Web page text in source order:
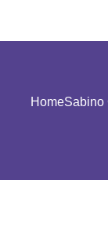
HomeSabino